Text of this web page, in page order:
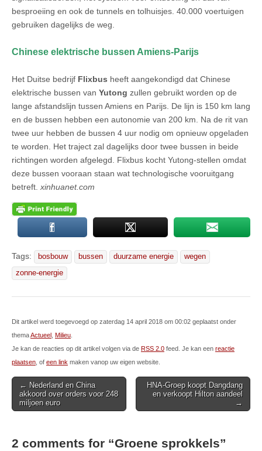
besproeiing en ook de tunnels en tolhuisjes. 40.000 voertuigen
gebruiken dagelijks de weg.
Chinese elektrische bussen Amiens-Parijs
Het Duitse bedrijf Flixbus heeft aangekondigd dat Chinese
elektrische bussen van Yutong zullen gebruikt worden op de
lange afstandslijn tussen Amiens en Parijs. De lijn is 150 km lang
en de bussen hebben een autonomie van 200 km. Na de rit van
twee uur hebben de bussen 4 uur nodig om opnieuw opgeladen
te worden. Het traject zal dagelijks door twee bussen in beide
richtingen worden afgelegd. Flixbus kocht Yutong-stellen omdat
deze bussen vooraan staan wat technologische vooruitgang
betreft. xinhuanet.com
Tags: bosbouw bussen duurzame energie
wegen
zonne-energie
Dit artikel werd toegevoegd op zaterdag 14 april 2018 om 00:02 geplaatst onder
themaActueel Milieu
Je kan de reacties op dit artikel volgen via de RSS 2.0 feed. Je kan een reactie
plaatsen , of een link maken vanop uw eigen website.
Post
navigation
← Nederland en China
akkoord over orders voor 248
miljoen euro
HNA-Groep koopt Dangdang
en verkoopt Hilton aandeel
→
2 comments for “Groene sprokkels”